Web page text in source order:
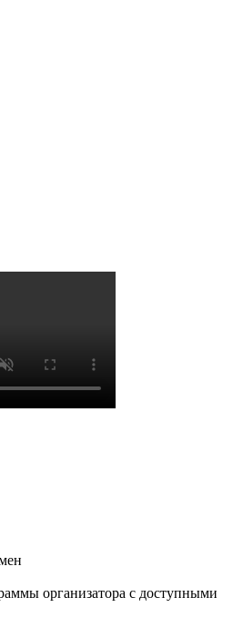
организатора с доступными